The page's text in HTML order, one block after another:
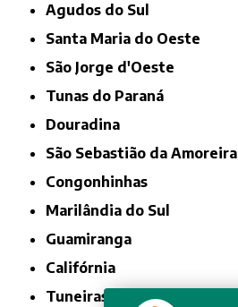
Agudos do Sul
Santa Maria do Oeste
São Jorge d'Oeste
Tunas do Paraná
Douradina
São Sebastião da Amoreira
Congonhinhas
Marilândia do Sul
Guamiranga
Califórnia
Tuneiras do Oeste